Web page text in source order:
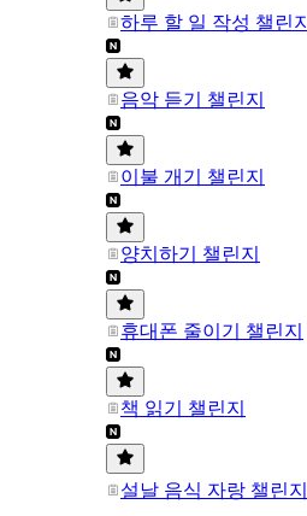
하루 할 일 작성 챌린지
음악 듣기 챌린지
이불 개기 챌린지
양치하기 챌린지
휴대폰 줄이기 챌린지
책 읽기 챌린지
설날 음식 자랑 챌린지